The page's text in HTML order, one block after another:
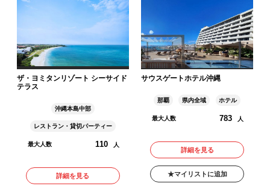
ザ・ヨミタンリゾート シーサイド
テラス
沖縄本島中部
レストラン・貸切パーティー
最大人数 110 人
詳細を見る
サウスゲートホテル沖縄
那覇 県内全域 ホテル
最大人数 783 人
詳細を見る
マイリストに追加